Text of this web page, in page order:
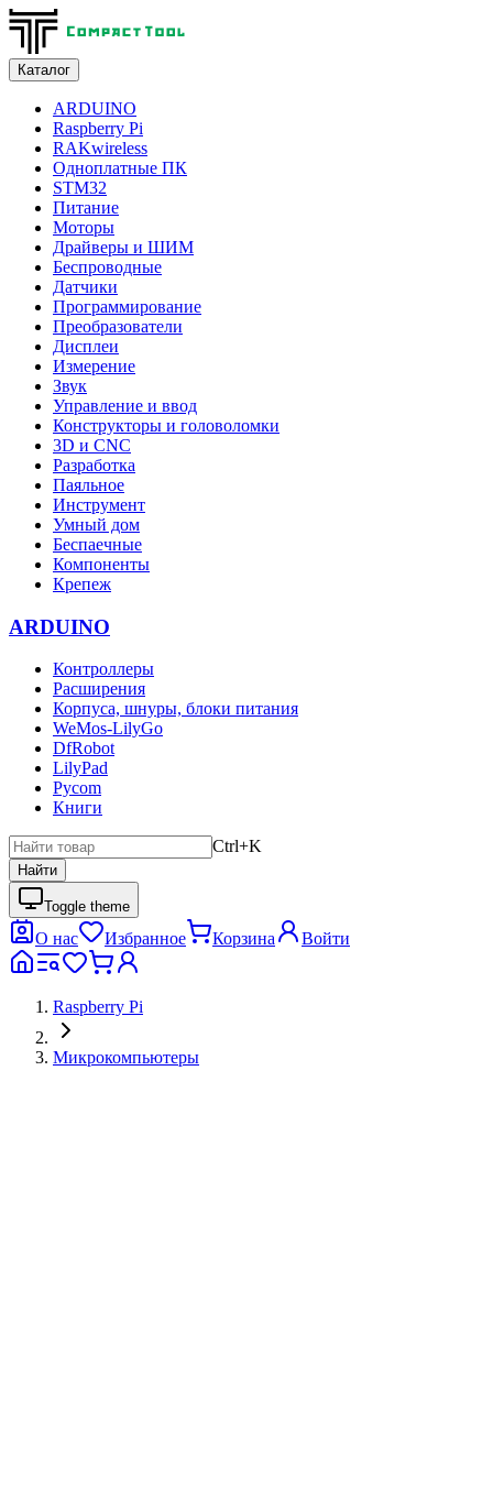
Каталог
ARDUINO
Raspberry Pi
RAKwireless
Одноплатные ПК
STM32
Питание
Моторы
Драйверы и ШИМ
Беспроводные
Датчики
Программирование
Преобразователи
Дисплеи
Измерение
Звук
Управление и ввод
Конструкторы и головоломки
3D и CNC
Разработка
Паяльное
Инструмент
Умный дом
Беспаечные
Компоненты
Крепеж
ARDUINO
Контроллеры
Расширения
Корпуса, шнуры, блоки питания
WeMos-LilyGo
DfRobot
LilyPad
Pycom
Книги
Ctrl+K
Найти
Toggle theme
О нас Избранное Корзина Войти
Raspberry Pi
Микрокомпьютеры